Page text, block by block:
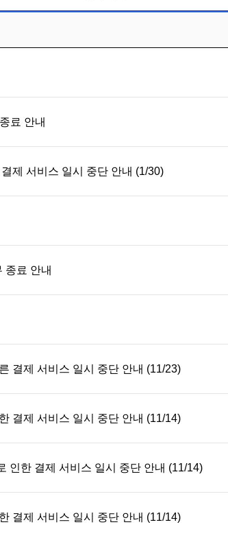
료 안내
제 서비스 일시 중단 안내 (1/30)
종료 안내
결제 서비스 일시 중단 안내 (11/23)
결제 서비스 일시 중단 안내 (11/14)
인한 결제 서비스 일시 중단 안내 (11/14)
결제 서비스 일시 중단 안내 (11/14)